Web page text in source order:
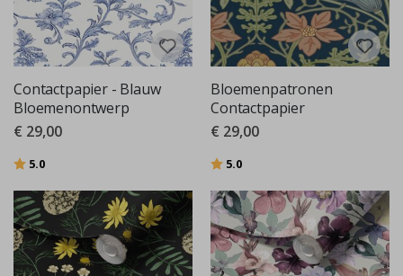
Contactpapier - Blauw
Bloemenontwerp
€ 29,00
Beoordeling:
5.0
Bloemenpatronen
Contactpapier
€ 29,00
Beoordeling:
5.0